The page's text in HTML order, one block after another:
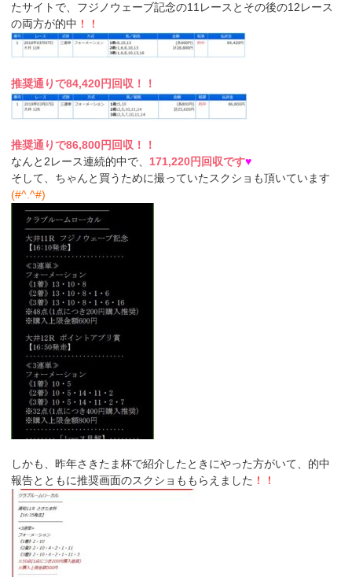
たサイトで、フジノウェーブ記念の11レースとその後の12レース
の両方が的中 ！！
推奨通りで84,420円回収！！
推奨通りで86,800円回収！！
なんと2レース連続的中で、 171,220円回収です♥
そして、ちゃんと買うために撮っていたスクショも頂いています
(#^.^#)
しかも、昨年さきたま杯で紹介したときにやった方がいて、的中
報告とともに推奨画面のスクショももらえました ！！